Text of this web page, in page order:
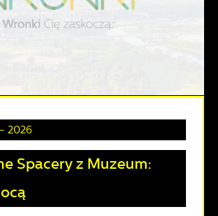
2026
Spacery z Muzeum: